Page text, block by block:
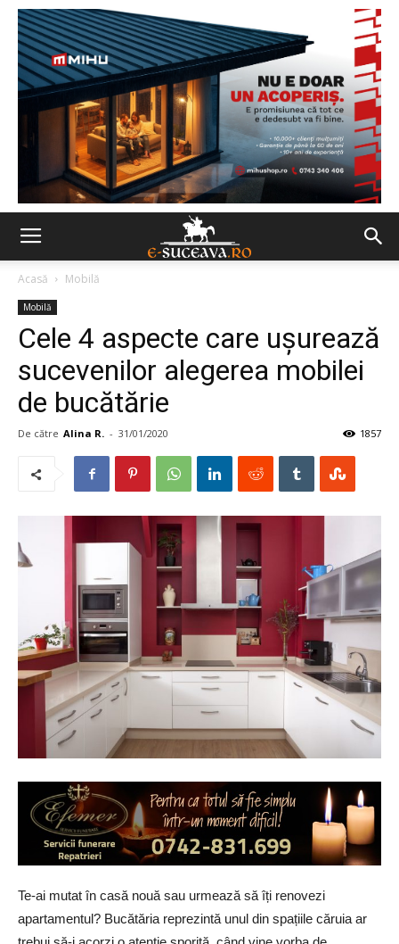
Acasă Mobilă
Mobilă
Cele 4 aspecte care ușurează
sucevenilor alegerea mobilei
de bucătărie
De către Alina R. - 31/01/2020 1857
Te-ai mutat în casă nouă sau urmează să îți renovezi
apartamentul? Bucătăria reprezintă unul din spațiile căruia ar